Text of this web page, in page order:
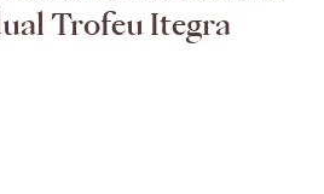
Trofeu Itegra